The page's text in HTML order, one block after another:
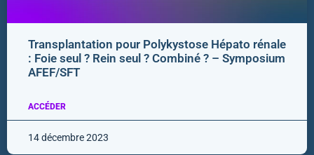
Transplantation pour Polykystose Hépato rénale
: Foie seul ? Rein seul ? Combiné ? – Symposium
AFEF/SFT
ACCÉDER
14 décembre 2023